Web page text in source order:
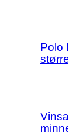
Polo